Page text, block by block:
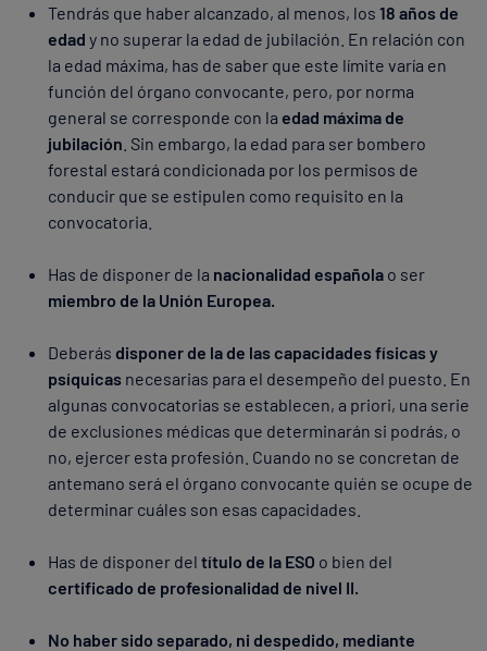
Tendrás que haber alcanzado, al menos, los 18 años de
edad y no superar la edad de jubilación. En relación con
la edad máxima, has de saber que este límite varía en
función del órgano convocante, pero, por norma
general se corresponde con la edad máxima de
jubilación . Sin embargo, la edad para ser bombero
forestal estará condicionada por los permisos de
conducir que se estipulen como requisito en la
convocatoria.
Has de disponer de la nacionalidad española o ser
miembro de la Unión Europea.
Deberás disponer de la de las capacidades físicas y
psíquicas necesarias para el desempeño del puesto. En
algunas convocatorias se establecen, a priori, una serie
de exclusiones médicas que determinarán si podrás, o
no, ejercer esta profesión. Cuando no se concretan de
antemano será el órgano convocante quién se ocupe de
determinar cuáles son esas capacidades.
Has de disponer del título de la ESO o bien del
certificado de profesionalidad de nivel II.
No haber sido separado, ni despedido, mediante